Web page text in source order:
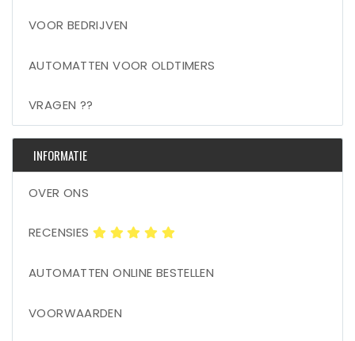
VOOR BEDRIJVEN
AUTOMATTEN VOOR OLDTIMERS
VRAGEN ??
INFORMATIE
OVER ONS
RECENSIES
AUTOMATTEN ONLINE BESTELLEN
VOORWAARDEN